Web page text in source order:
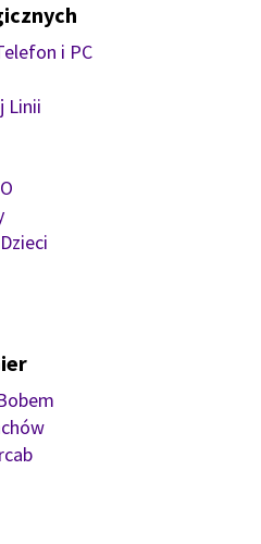
i PC
Linii